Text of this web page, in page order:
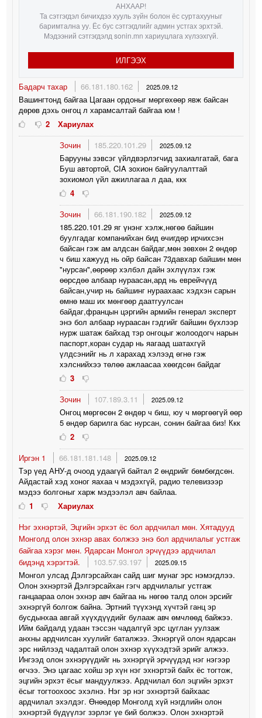
АНХААР!
Та сэтгэгдэл бичихдээ хууль зүйн болон ёс суртахууныг
баримтална уу. Ёс бус сэтгэгдлийг админ устгах эрхтэй.
Мэдээний сэтгэгдэлд sonin.mn хариуцлага хүлээхгүй.
ИЛГЭЭХ
Бадарч тахар 66.181.180.162 2025.09.12
Вашингтонд байгаа Цагаан ордоныг мөргөхөөр явж байсан
дөрөв дэхь онгоц л харамсалтай байгаа юм !
2
Хариулах
Зочин
185.220.101.29 2025.09.12
Барууны зэвсэг үйлдвэрлэгчид захиалгатай, бага
Буш автортой, CIA зохион байгуулалттай
зохиомол үйл ажиллагаа л даа, ккк
4
Зочин
66.181.190.182 2025.09.12
185.220.101.29 яг үнэнг хэлж,нөгөө байшин
буулгадаг компанийхан бид өчигдөр ирчихсэн
байсан гэж ам алдсан байдаг,мөн зөвхөн 2 өндөр
ч биш хажууд нь ойр байсан 73давхар байшин мөн
"нурсан",өөрөөр хэлбэл дайн эхлүүлэх гэж
өөрсдөө албаар нураасан,ард нь еврейчүүд
байсан,учир нь байшинг нураахаас хэдхэн сарын
өмнө маш их мөнгөөр даатгуулсан
байдаг,францын цэргийн армийн генерал эксперт
энэ бол албаар нураасан гэдгийг байшин бүхлээр
нурж шатаж байхад тэр онгоцыг жолоодогч нарын
паспорт,коран судар нь яагаад шатахгүй
үлдсэнийг нь л харахад хэлээд өгнө гэж
хэлснийхээ төлөө ажлаасаа хөөгдсөн байдаг
3
Зочин
107.189.3.11 2025.09.12
Онгоц мөргөсөн 2 өндөр ч биш, юу ч мөргөөгүй өөр
5 өндөр барилга бас нурсан, сонин байгаа биз! Ккк
2
Иргэн 1
66.181.181.148 2025.09.12
Тэр үед АНУ-д очоод удаагүй байтал 2 өндрийг бөмбөгдсөн.
Айдастай хэд хоног яахаа ч мэдэхгүй, радио телевизээр
мэдээ болгоныг харж мэдээлэл авч байлаа.
1
Хариулах
Нэг эхнэртэй, Эцгийн эрхэт ёс бол ардчилал мөн. Хятадууд
Монголд олон эхнэр авах болжээ энэ бол ардчилалыг устгаж
байгаа хэрэг мөн. Ядарсан Монгол эрчүүдээ ардчилал
бидэнд хэрэгтэй.
103.57.93.197 2025.09.15
Монгол улсад Дэлгэрсайхан сайд шиг мунаг эрс нэмэгдлээ.
Олон эхнэртэй Дэлгэрсайхан гэгч ардчилалыг устгаж
ганцаараа олон эхнэр авч байгаа нь нөгөө талд олон эрсийг
эхнэргүй болгож байна. Эртний түүхэнд хүчтэй ганц эр
бусдынхаа авгай хүүхдүүдийг булааж авч өмчлөөд байжээ.
Ийм байдалд удаан тэссэн чадалгүй эрс цуглан уулзаж
анхны ардчилсан хуулийг баталжээ. Эхнэргүй олон ядарсан
эрс нийлээд чадалтай олон эхнэр хүүхэдтэй эрийг алжээ.
Ингээд олон эхнэрүүдийг нь эхнэргүй эрчүүдэд нэг нэгээр
өгчээ. Энэ цагаас хойш эр хүн нэг эхнэртэй байх ёс тогтож,
эцгийн эрхэт ёсыг мандуулжээ. Ардчилал бол эцгийн эрхэт
ёсыг тогтоохоос эхэлнэ. Нэг эр нэг эхнэртэй байхаас
ардчилал эхэлдэг. Өнөөдөр Монголд хүй нэгдлийн олон
эхнэртэй бүдүүлэг зэрлэг үе бий болжээ. Олон эхнэртэй